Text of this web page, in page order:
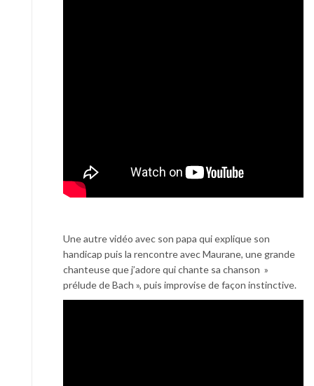
Une autre vidéo avec son papa qui explique son
handicap puis la rencontre avec Maurane, une grande
chanteuse que j’adore qui chante sa chanson »
prélude de Bach », puis improvise de façon instinctive.